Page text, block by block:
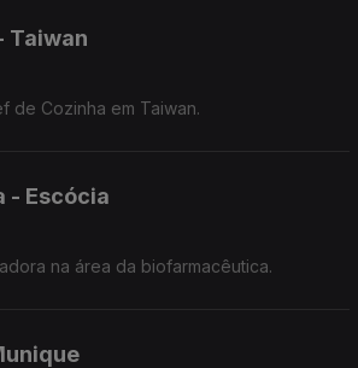
Taiwan
de Cozinha em Taiwan.
- Escócia
na área da biofarmacêutica.